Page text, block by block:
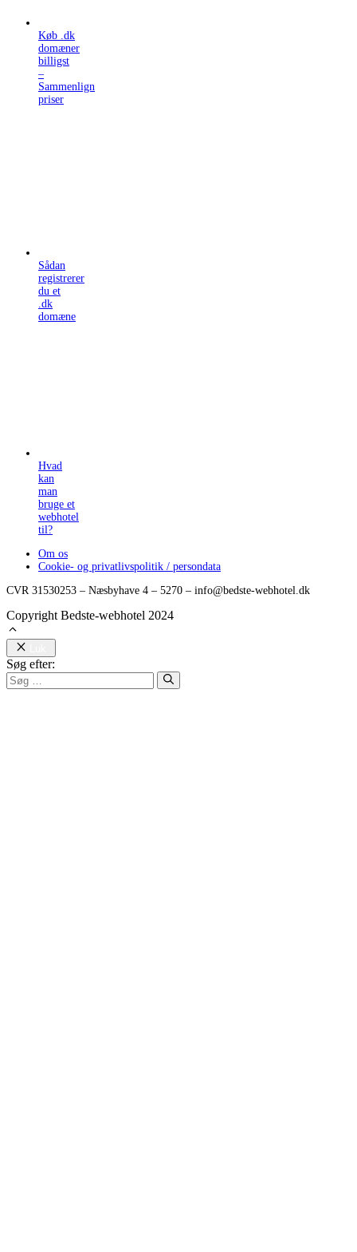
Køb .dk
domæner
billigst
–
Sammenlign
priser
Sådan
registrerer
du et
.dk
domæne
Hvad
kan
man
bruge et
webhotel
til?
Om os
Cookie- og privatlivspolitik / persondata
CVR 31530253 – Næsbyhave 4 – 5270 – info@bedste-webhotel.dk
Copyright Bedste-webhotel 2024
Søg efter: